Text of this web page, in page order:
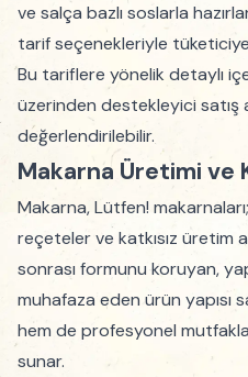
ve salça bazlı soslarla
tarif seçenekleriyle
Bu tariflere yönelik detaylı
üzerinden destekleyici satış
değerlendirilebilir.
Makarna Üretimi ve
Makarna, Lütfen!
reçeteler ve katkısız üretim
sonrası formunu koruyan,
muhafaza eden ürün yapısı
hem de profesyonel
sunar.